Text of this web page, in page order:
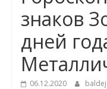
знаков
дней
06.12.2020 baldej